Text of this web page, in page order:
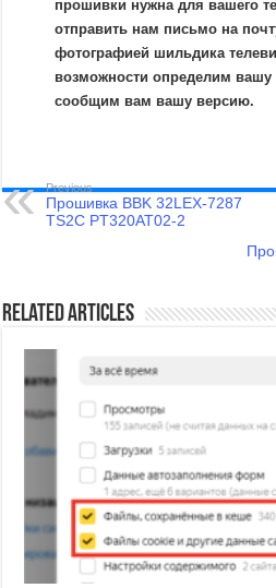
прошивки нужна для вашего
отправить нам письмо на
фотографией шильдика
возможности определим вашу
сообщим вам вашу версию.
Previous
Прошивка BBK 32LEX-7287
TS2C PT320AT02-2
Related Articles